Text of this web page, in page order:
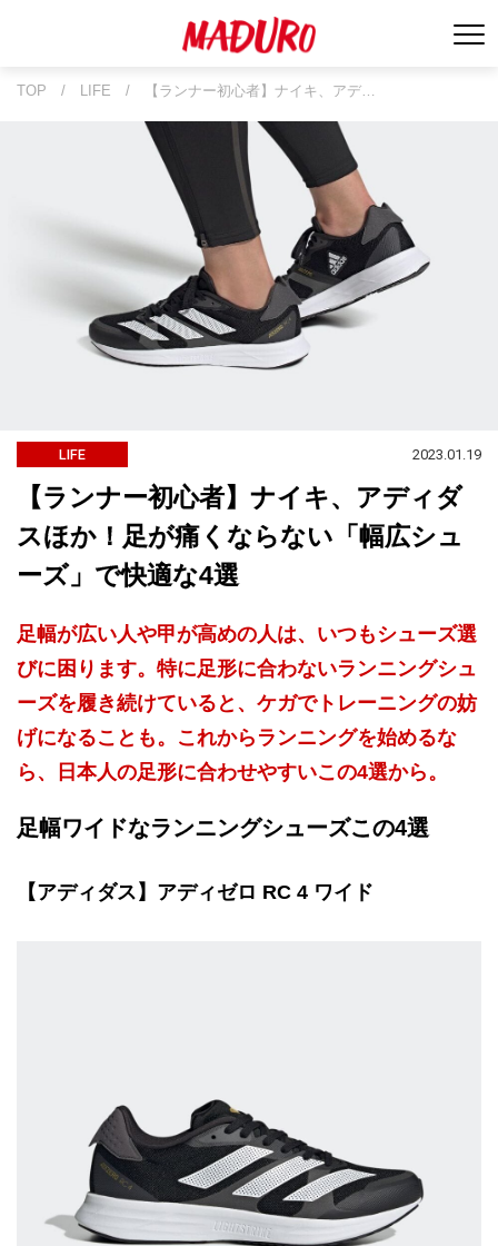
TOP / LIFE / 【ランナー初心者】ナイキ、アデ…
LIFE 2023.01.19
【ランナー初心者】ナイキ、アディダ
スほか！足が痛くならない「幅広シュ
ーズ」で快適な4選
足幅が広い人や甲が高めの人は、いつもシューズ選
びに困ります。特に足形に合わないランニングシュ
ーズを履き続けていると、ケガでトレーニングの妨
げになることも。これからランニングを始めるな
ら、日本人の足形に合わせやすいこの4選から。
足幅ワイドなランニングシューズこの4選
【アディダス】アディゼロ RC 4 ワイド